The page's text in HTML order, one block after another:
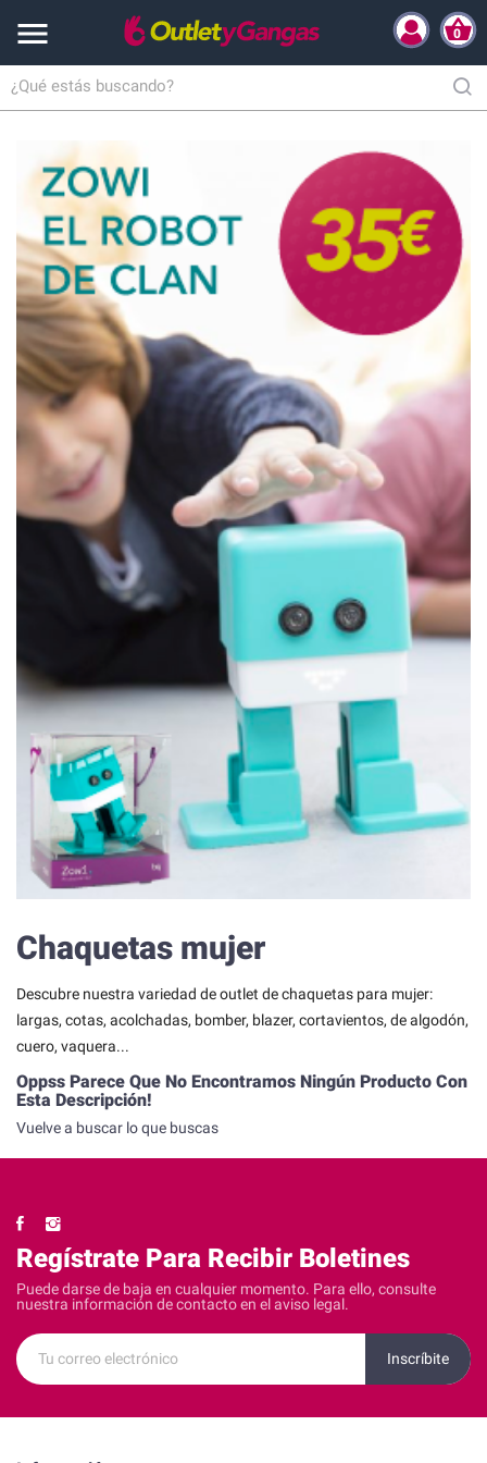
 0
Inicio Moda y Complementos
Chaquetas mujer
Descubre nuestra variedad de outlet de chaquetas para mujer:
largas, cotas, acolchadas, bomber, blazer, cortavientos, de algodón,
cuero, vaquera...
Oppss Parece Que No Encontramos Ningún Producto Con
Esta Descripción!
Vuelve a buscar lo que buscas
Regístrate Para Recibir Boletines
Puede darse de baja en cualquier momento. Para ello, consulte
nuestra información de contacto en el aviso legal.